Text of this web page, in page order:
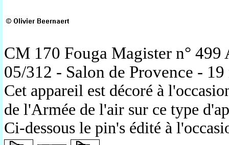
CM 170 Fouga Magister n°
05/312 - Salon de Provence -
Cet appareil est décoré à
de l'Armée de l'air sur ce type
Ci-dessous le pin's édité à